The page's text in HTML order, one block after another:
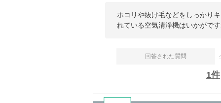
ホコリや抜け毛などをしっかり
れている空気清浄機はいかがで
回答された質問
1件